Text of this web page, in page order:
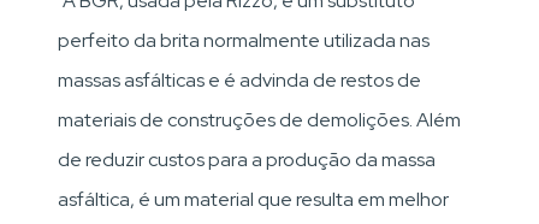
perfeito da brita normalmente utilizada nas
massas asfálticas e é advinda de restos de
materiais de construções de demolições. Além
de reduzir custos para a produção da massa
asfáltica, é um material que resulta em melhor